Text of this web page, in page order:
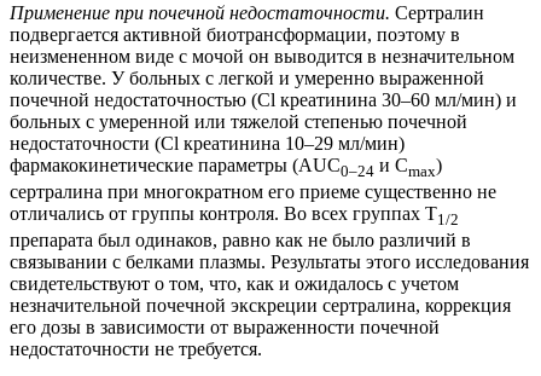
Применение при почечной недостаточности. Сертралин
подвергается активной биотрансформации, поэтому в
неизмененном виде с мочой он выводится в незначительном
количестве. У больных с легкой и умеренно выраженной
почечной недостаточностью (Cl креатинина 30–60 мл/мин) и
больных с умеренной или тяжелой степенью почечной
недостаточности (Cl креатинина 10–29 мл/мин)
фармакокинетические параметры (AUC0–24 и Cmax)
сертралина при многократном его приеме существенно не
отличались от группы контроля. Во всех группах T1/2
препарата был одинаков, равно как не было различий в
связывании с белками плазмы. Результаты этого исследования
свидетельствуют о том, что, как и ожидалось с учетом
незначительной почечной экскреции сертралина, коррекция
его дозы в зависимости от выраженности почечной
недостаточности не требуется.